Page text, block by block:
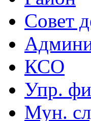
Совет
КСО
Упр.
Мун.